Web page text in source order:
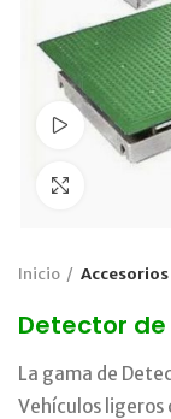
ver video
Inicio Accesorios
Detector de
La gama de
Vehículos ligeros